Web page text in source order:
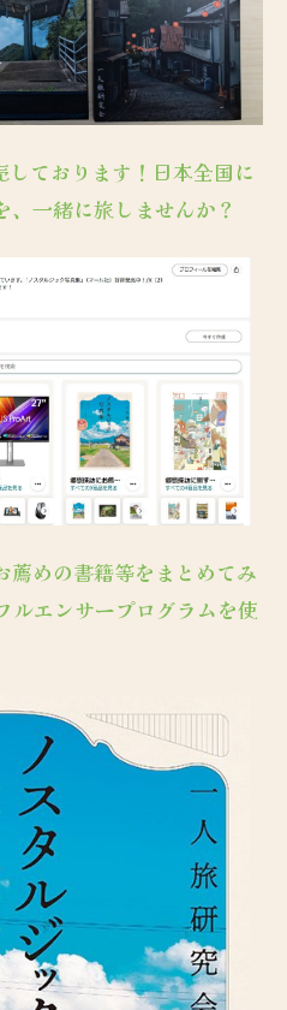
ております！日本全国に
一緒に旅しませんか？
薦めの書籍等をまとめてみ
エンサープログラムを使